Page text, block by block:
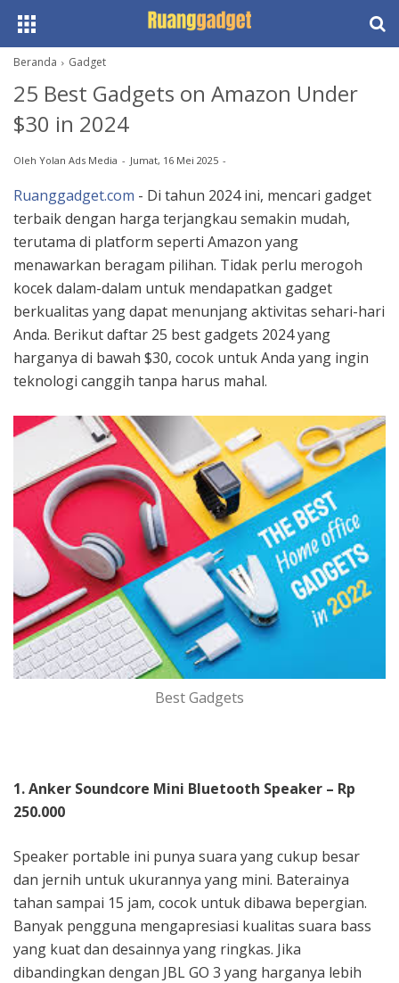
Beranda Gadget
25 Best Gadgets on Amazon Under
$30 in 2024
Oleh Yolan Ads Media Jumat, 16 Mei 2025
Ruanggadget.com - Di tahun 2024 ini, mencari gadget
terbaik dengan harga terjangkau semakin mudah,
terutama di platform seperti Amazon yang
menawarkan beragam pilihan. Tidak perlu merogoh
kocek dalam-dalam untuk mendapatkan gadget
berkualitas yang dapat menunjang aktivitas sehari-hari
Anda. Berikut daftar 25 best gadgets 2024 yang
harganya di bawah $30, cocok untuk Anda yang ingin
teknologi canggih tanpa harus mahal.
Best Gadgets
1. Anker Soundcore Mini Bluetooth Speaker – Rp
250.000
Speaker portable ini punya suara yang cukup besar
dan jernih untuk ukurannya yang mini. Baterainya
tahan sampai 15 jam, cocok untuk dibawa bepergian.
Banyak pengguna mengapresiasi kualitas suara bass
yang kuat dan desainnya yang ringkas. Jika
dibandingkan dengan JBL GO 3 yang harganya lebih